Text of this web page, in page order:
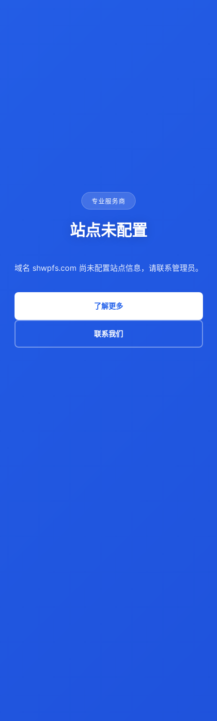
专业服务商
站点未配置
域名 shwpfs.com 尚未配置站点信息，请联系管理员。
了解更多
联系我们